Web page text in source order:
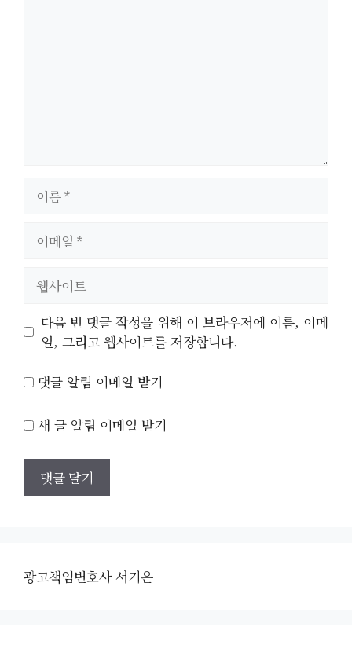
트
다음 번 댓글 작성을 위해 이 브라우저에 이름, 이메
일, 그리고 웹사이트를 저장합니다.
댓글 알림 이메일 받기
새 글 알림 이메일 받기
광고책임변호사 서기은